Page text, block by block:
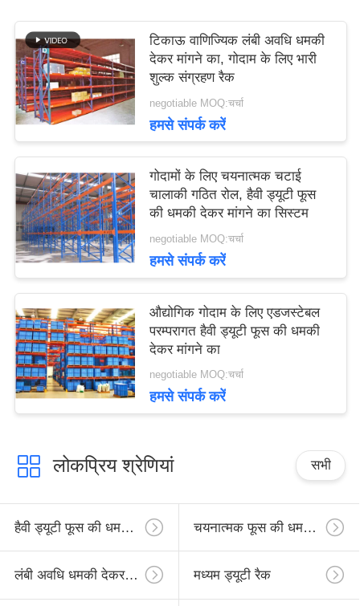
टिकाऊ वाणिज्यिक लंबी अवधि धमकी
देकर मांगने का, गोदाम के लिए भारी
शुल्क संग्रहण रैक
negotiable MOQ:चर्चा
हमसे संपर्क करें
गोदामों के लिए चयनात्मक चटाई
चालाकी गठित रोल, हैवी ड्यूटी फूस
की धमकी देकर मांगने का सिस्टम
negotiable MOQ:चर्चा
हमसे संपर्क करें
औद्योगिक गोदाम के लिए एडजस्टेबल
परम्परागत हैवी ड्यूटी फूस की धमकी
देकर मांगने का
negotiable MOQ:चर्चा
हमसे संपर्क करें
लोकप्रिय श्रेणियां सभी
हैवी ड्यूटी फूस की धमकी देकर मांगने का चयनात्मक फूस की धमकी देकर मांगने का
लंबी अवधि धमकी देकर मांगने का मध्यम ड्यूटी रैक